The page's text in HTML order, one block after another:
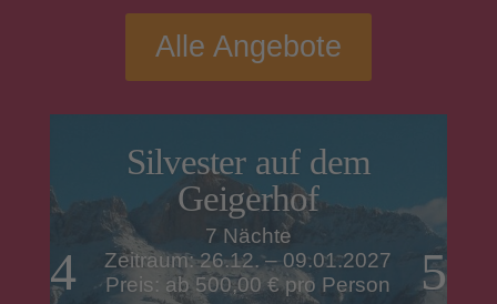
Alle Angebote
Silvester auf dem
Geigerhof
7 Nächte
Zeitraum: 26.12. – 09.01.2027
Preis: ab 500,00 € pro Person